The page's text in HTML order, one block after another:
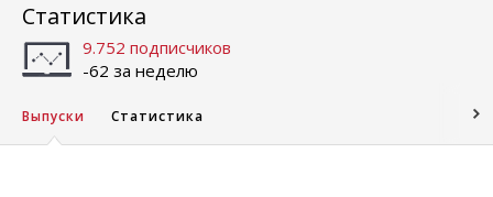
Статистика
9.752 подписчиков
-62 за неделю
Выпуски Статистика